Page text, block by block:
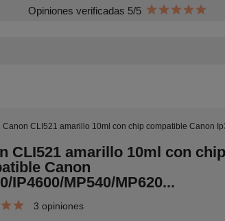
Opiniones verificadas 5/5
Canon CLI521 amarillo 10ml con chip compatible Canon
CLI521 amarillo 10ml con chip
Canon
IP4600/MP540/MP620...
3 opiniones